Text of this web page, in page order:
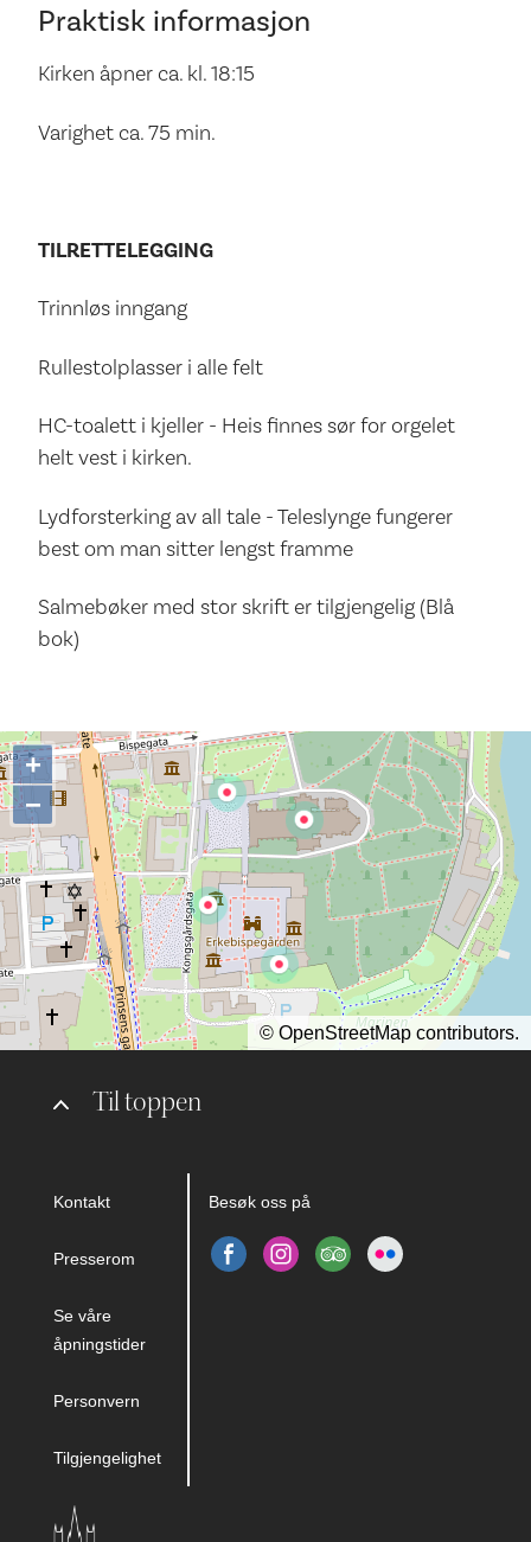
Praktisk informasjon
Kirken åpner ca. kl. 18:15
Varighet ca. 75 min.
TILRETTELEGGING
Trinnløs inngang
Rullestolplasser i alle felt
HC-toalett i kjeller - Heis finnes sør for orgelet
helt vest i kirken.
Lydforsterking av all tale - Teleslynge fungerer
best om man sitter lengst framme
Salmebøker med stor skrift er tilgjengelig (Blå
bok)
Til toppen
Kontakt
Presserom
Se våre
åpningstider
Personvern
Tilgjengelighet
Besøk oss på
+
−
© OpenStreetMap contributors.